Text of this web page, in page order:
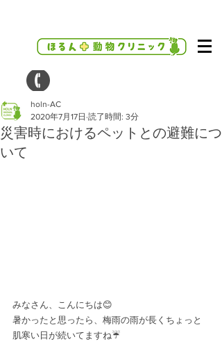
災害時におけるペットとの避難につ
いて
holn-AC
2020年7月17日 読了時間: 3分
みなさん、こんにちは😊
暑かったと思ったら、梅雨の雨が長くちょっと
肌寒い日が続いてますね☔